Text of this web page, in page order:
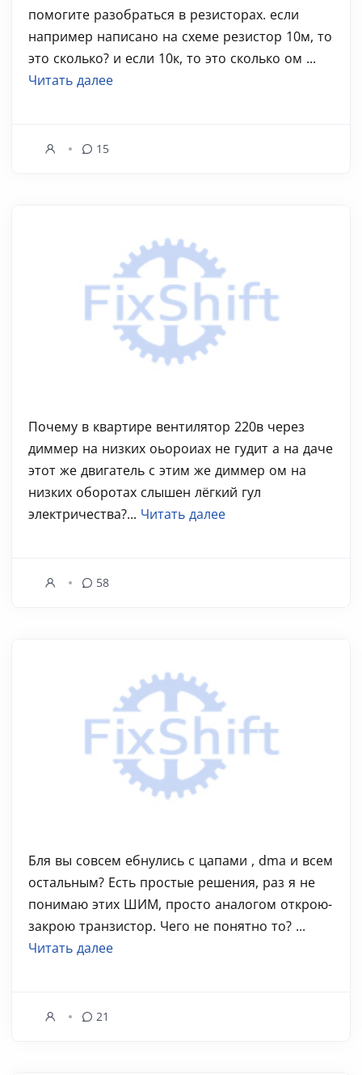
помогите разобраться в резисторах. если
например написано на схеме резистор 10м, то
это сколько? и если 10к, то это сколько ом ...
Читать далее
15
Почему в квартире вентилятор 220в через
диммер на низких оьороиах не гудит а на даче
этот же двигатель с этим же диммер ом на
низких оборотах слышен лёгкий гул
электричества?... Читать далее
58
Бля вы совсем ебнулись с цапами , dma и всем
остальным? Есть простые решения, раз я не
понимаю этих ШИМ, просто аналогом открою-
закрою транзистор. Чего не понятно то? ...
Читать далее
21